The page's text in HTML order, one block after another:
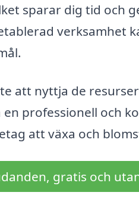
sparar dig tid och
verksamhet
att nyttja de
professionell och
att växa och
gratis och